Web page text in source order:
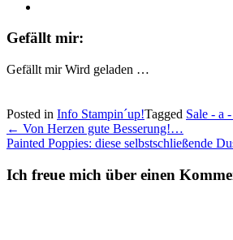
Gefällt mir:
Gefällt mir Wird geladen …
Posted in Info Stampin´up!Tagged Sale - a
Post
navigation
← Von Herzen gute Besserung!…
Painted Poppies: diese selbstschließende
Ich freue mich über einen